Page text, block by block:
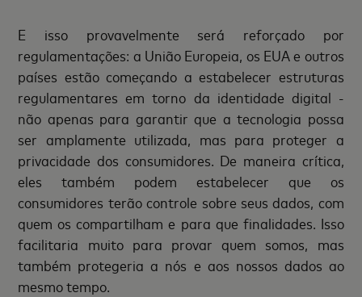
E isso provavelmente será reforçado por
regulamentações: a União Europeia, os EUA e outros
países estão começando a estabelecer estruturas
regulamentares em torno da identidade digital -
não apenas para garantir que a tecnologia possa
ser amplamente utilizada, mas para proteger a
privacidade dos consumidores. De maneira crítica,
eles também podem estabelecer que os
consumidores terão controle sobre seus dados, com
quem os compartilham e para que finalidades. Isso
facilitaria muito para provar quem somos, mas
também protegeria a nós e aos nossos dados ao
mesmo tempo.